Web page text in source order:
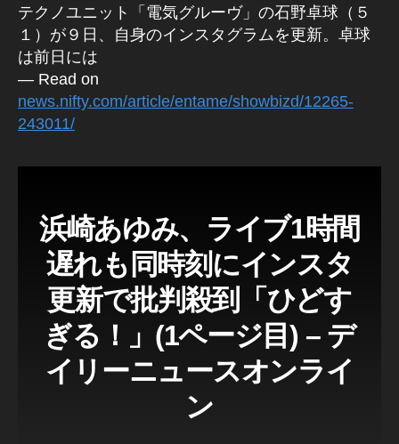
テクノユニット「電気グルーヴ」の石野卓球（５
１）が９日、自身のインスタグラムを更新。卓球
は前日には
— Read on
news.nifty.com/article/entame/showbizd/12265-
243011/
浜崎あゆみ、ライブ1時間
遅れも同時刻にインスタ
更新で批判殺到「ひどす
ぎる！」(1ページ目) – デ
イリーニュースオンライ
ン